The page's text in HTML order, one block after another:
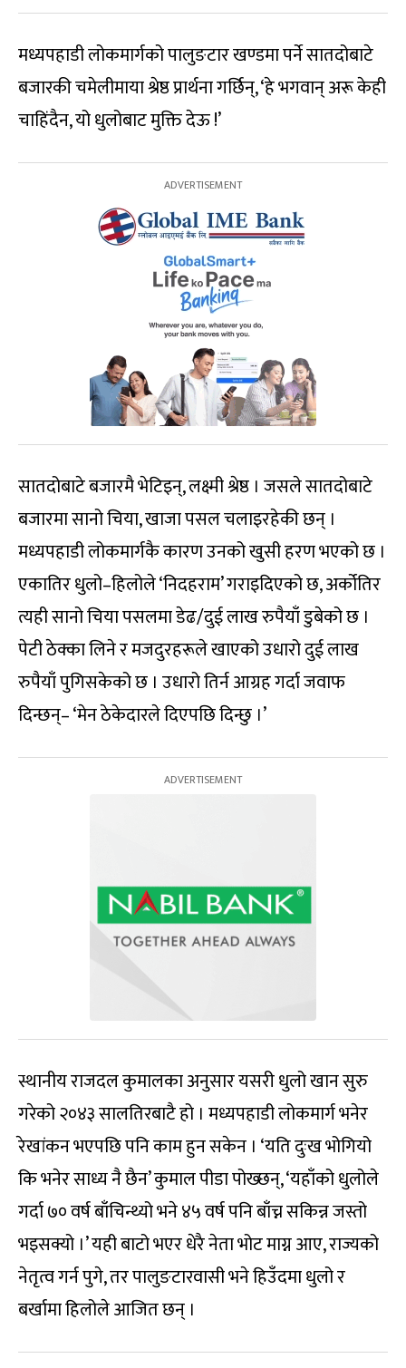
मध्यपहाडी लोकमार्गको पालुङटार खण्डमा पर्ने सातदोबाटे
बजारकी चमेलीमाया श्रेष्ठ प्रार्थना गर्छिन्, ‘हे भगवान् अरू केही
चाहिंदैन, यो धुलोबाट मुक्ति देऊ !’
सातदोबाटे बजारमै भेटिइन्, लक्ष्मी श्रेष्ठ । जसले सातदोबाटे
बजारमा सानो चिया, खाजा पसल चलाइरहेकी छन् ।
मध्यपहाडी लोकमार्गकै कारण उनको खुसी हरण भएको छ ।
एकातिर धुलो–हिलोले ‘निदहराम’ गराइदिएको छ, अर्कोतिर
त्यही सानो चिया पसलमा डेढ/दुई लाख रुपैयाँ डुबेको छ ।
पेटी ठेक्का लिने र मजदुरहरूले खाएको उधारो दुई लाख
रुपैयाँ पुगिसकेको छ । उधारो तिर्न आग्रह गर्दा जवाफ
दिन्छन्– ‘मेन ठेकेदारले दिएपछि दिन्छु ।’
स्थानीय राजदल कुमालका अनुसार यसरी धुलो खान सुरु
गरेको २०४३ सालतिरबाटै हो । मध्यपहाडी लोकमार्ग भनेर
रेखांकन भएपछि पनि काम हुन सकेन । ‘यति दुःख भोगियो
कि भनेर साध्य नै छैन’ कुमाल पीडा पोख्छन्, ‘यहाँको धुलोले
गर्दा ७० वर्ष बाँचिन्थ्यो भने ४५ वर्ष पनि बाँच्न सकिन्न जस्तो
भइसक्यो ।’ यही बाटो भएर धेरै नेता भोट माग्न आए, राज्यको
नेतृत्व गर्न पुगे, तर पालुङटारवासी भने हिउँदमा धुलो र
बर्खामा हिलोले आजित छन् ।